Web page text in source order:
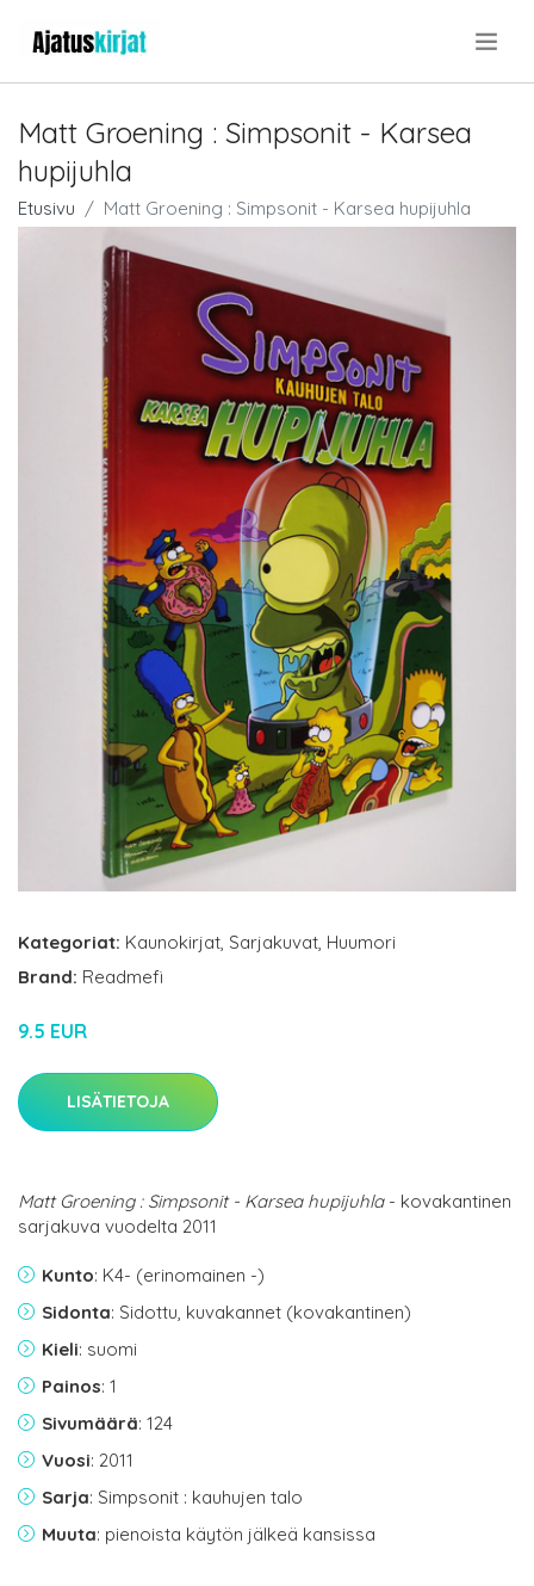
Matt Groening : Simpsonit - Karsea
hupijuhla
Etusivu Matt Groening : Simpsonit - Karsea hupijuhla
Kategoriat: Kaunokirjat, Sarjakuvat, Huumori
Brand: Readmefi
9.5 EUR
LISÄTIETOJA
Matt Groening : Simpsonit - Karsea hupijuhla- kovakantinen
sarjakuva vuodelta 2011
Kunto: K4- (erinomainen -)
Sidonta: Sidottu, kuvakannet (kovakantinen)
Kieli: suomi
Painos: 1
Sivumäärä: 124
Vuosi: 2011
Sarja: Simpsonit : kauhujen talo
Muuta: pienoista käytön jälkeä kansissa